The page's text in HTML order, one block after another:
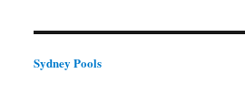
Sydney Pools